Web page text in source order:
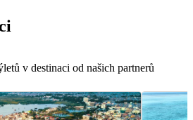
v destinaci od našich partnerů